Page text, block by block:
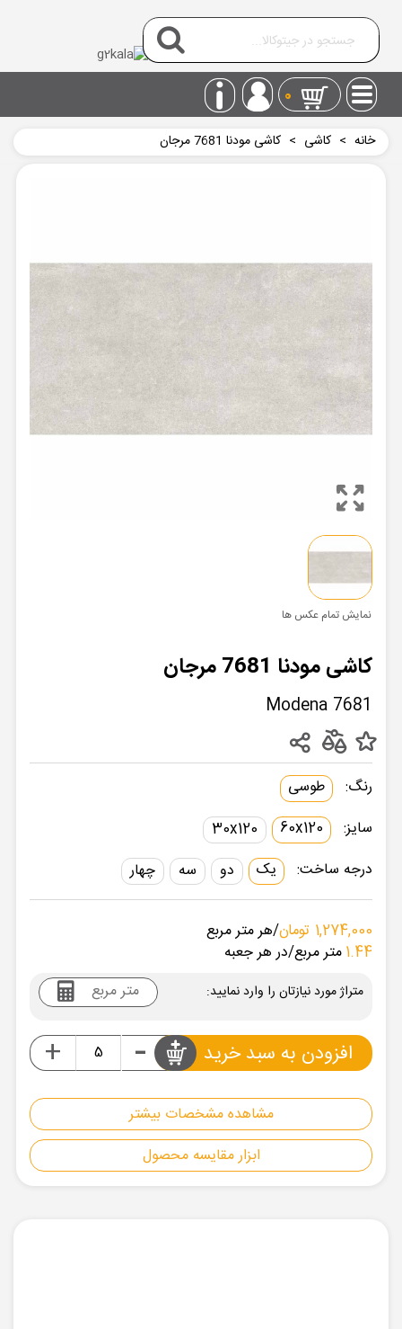
0
خانه > کاشی > کاشی مودنا 7681 مرجان
نمایش تمام عکس ها
کاشی مودنا 7681 مرجان
Modena 7681
مشاهده مشخصات بیشتر
ابزار مقایسه محصول
رنگ:
طوسی
سایز:
60x120
30x120
درجه ساخت:
یک دو سه چهار
1,274,000 تومان
/هر متر مربع
1.44متر مربع/در هر جعبه
متراژ مورد نیازتان را وارد نمایید:
-
+ افزودن به سبد خرید